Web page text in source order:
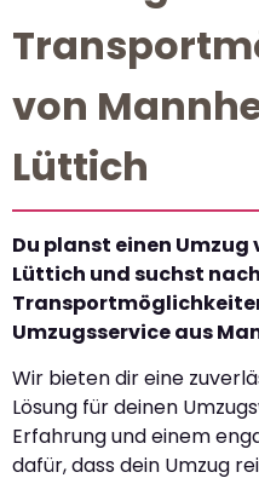
von
Lüttich
Du planst einen
Lüttich und suchst
Umzugsservice aus
Wir bieten dir eine
Lösung für deinen
Erfahrung und einem
dafür, dass dein Umzug